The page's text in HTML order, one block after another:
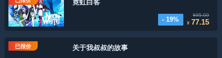
霓虹白客
- 19%
¥95.00
¥ 77.15
已报价 关于我叔叔的故事